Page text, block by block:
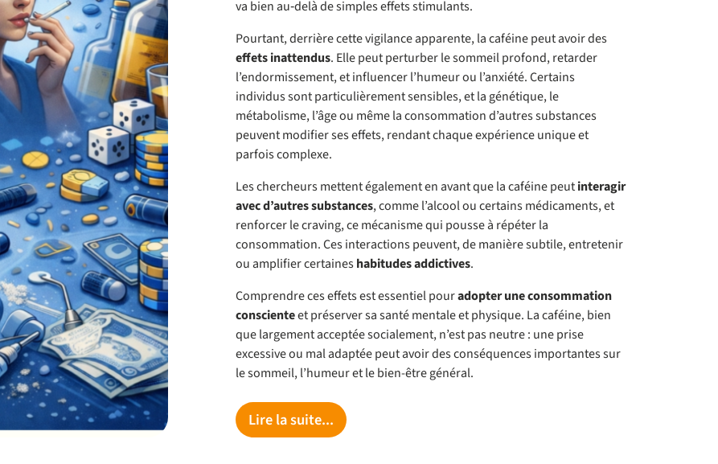
va bien au‑delà de simples effets stimulants.
Pourtant, derrière cette vigilance apparente, la caféine peut avoir des
effets inattendus. Elle peut perturber le sommeil profond, retarder
l’endormissement, et influencer l’humeur ou l’anxiété. Certains
individus sont particulièrement sensibles, et la génétique, le
métabolisme, l’âge ou même la consommation d’autres substances
peuvent modifier ses effets, rendant chaque expérience unique et
parfois complexe.
Les chercheurs mettent également en avant que la caféine peutinteragir
avec d’autres substances, comme l’alcool ou certains médicaments, et
renforcer le craving, ce mécanisme qui pousse à répéter la
consommation. Ces interactions peuvent, de manière subtile, entretenir
ou amplifier certaineshabitudes addictives.
Comprendre ces effets est essentiel pouradopter une consommation
conscienteet préserver sa santé mentale et physique. La caféine, bien
que largement acceptée socialement, n’est pas neutre : une prise
excessive ou mal adaptée peut avoir des conséquences importantes sur
le sommeil, l’humeur et le bien-être général.
Lire la suite...